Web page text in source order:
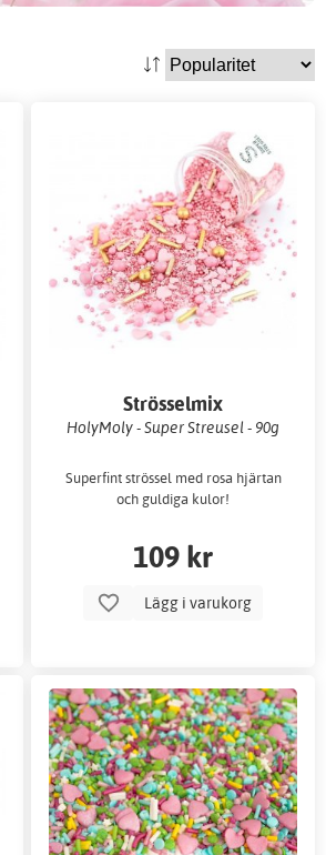
Strösselmix
HolyMoly - Super Streusel - 90g
Superfint strössel med rosa hjärtan
och guldiga kulor!
109 kr
Lägg i varukorg